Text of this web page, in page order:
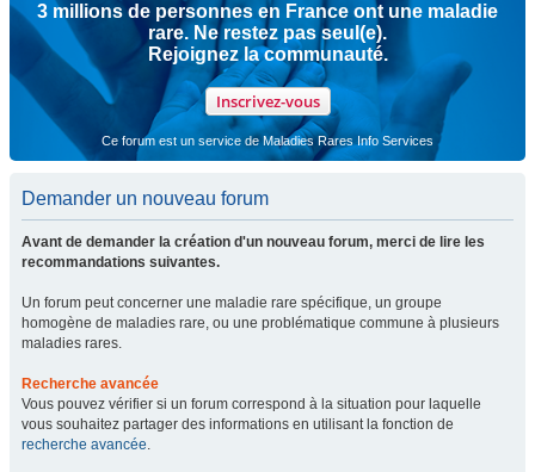
3 millions de personnes en France ont une maladie
rare. Ne restez pas seul(e).
Rejoignez la communauté.
Inscrivez-vous
Ce forum est un service de Maladies Rares Info Services
Demander un nouveau forum
Avant de demander la création d'un nouveau forum, merci de lire les
recommandations suivantes.
Un forum peut concerner une maladie rare spécifique, un groupe
homogène de maladies rare, ou une problématique commune à plusieurs
maladies rares.
Recherche avancée
Vous pouvez vérifier si un forum correspond à la situation pour laquelle
vous souhaitez partager des informations en utilisant la fonction de
recherche avancée.